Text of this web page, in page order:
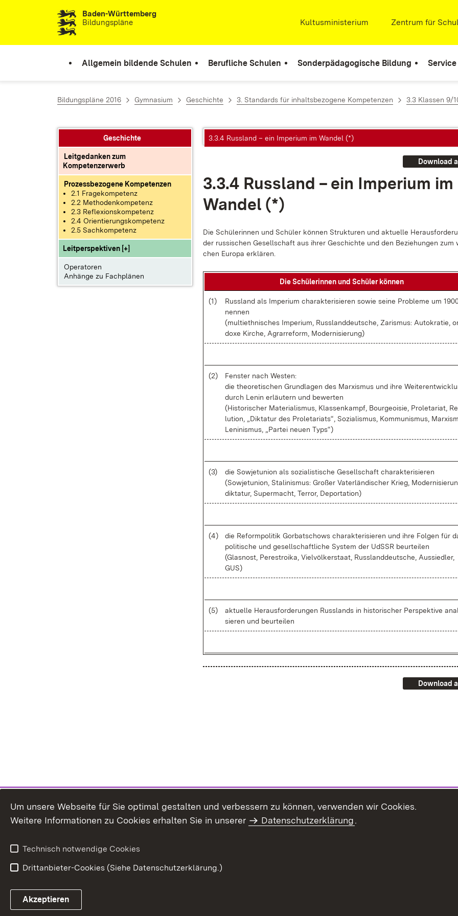
Zum Inhalt springenBaden-Württemberg
Bildungspläne
Extern:
Kultusministerium (Öffnet in neuem
Extern:
Zentrum für
Allgemein bildende Schulen Berufliche Schulen Sonderpädagogische Bildung Service
Bildungspläne 2016 Gymnasium Geschichte 3. Standards für inhaltsbezogene Kompetenzen 3.3 Klassen 9/
Geschichte
Leitgedanken zum
Kompetenzerwerb
Prozessbezogene Kompetenzen
2.1 Fragekompetenz
2.2 Methodenkompetenz
2.3 Reflexionskompetenz
2.4 Orientierungskompetenz
2.5 Sachkompetenz
Leitperspektiven [+]
Operatoren
Anhänge zu Fachplänen
3.3.4 Russland – ein Imperium im Wandel (*)
Download
3.3.4 Russ­land – ein Im­pe­ri­um im
Wan­del (*)
Die Schü­le­rin­nen und Schü­ler kön­nen Struk­tu­ren und ak­tu­el­le
der rus­si­schen Ge­sell­schaft aus ih­rer Ge­schich­te und den Be­zie­hun­gen
chen Eu­ro­pa er­klä­ren.
Die Schü­le­rin­nen und Schü­ler kön­nen
(1)
Russ­land als Im­pe­ri­um cha­rak­te­ri­sie­ren so­wie sei­ne Pro­ble­me um
nen­nen
(mul­ti­eth­ni­sches Im­pe­ri­um, Russ­land­deut­sche, Za­ris­mus: Au­to­kra­tie,
do­xe Kir­che, Agrar­re­form, Mo­der­ni­sie­rung)
(2)
Fens­ter nach Wes­ten:
die theo­re­ti­schen Grund­la­gen des Mar­xis­mus und ih­re
durch Le­nin er­läu­tern und be­wer­ten
(His­to­ri­scher Ma­te­ria­lis­mus, Klas­sen­kampf, Bour­geoi­sie, Pro­le­ta­ri­at,
lu­ti­on, „Dik­ta­tur des Pro­le­ta­ri­ats“, So­zia­lis­mus, Kom­mu­nis­mus,
Le­ni­nis­mus, „Par­tei neu­en Typs“)
(3)
die So­wjet­uni­on als so­zia­lis­ti­sche Ge­sell­schaft cha­rak­te­ri­sie­ren
(So­wjet­uni­on, Sta­li­nis­mus: Gro­ßer Va­ter­län­di­scher Krieg,
dik­ta­tur, Su­per­macht, Ter­ror, De­por­ta­ti­on)
(4)
die Re­form­po­li­tik Gor­bat­schows cha­rak­te­ri­sie­ren und ih­re Fol­gen für
po­li­ti­sche und ge­sell­schaft­li­che Sys­tem der UdSSR be­ur­tei­len
(Glas­nost, Pe­re­stroi­ka, Viel­völ­ker­staat, Russ­land­deut­sche, Aus­sied­ler,
GUS)
(5)
ak­tu­el­le Her­aus­for­de­run­gen Russ­lands in his­to­ri­scher Per­spek­ti­ve
sie­ren und be­ur­tei­len
Download
Um unsere Webseite für Sie optimal gestalten und verbessern zu können, verwenden wir Cookies.
Weitere Informationen zu Cookies erhalten Sie in unserer
Datenschutzerklärung.
Technisch notwendige Cookies
Drittanbieter-Cookies (Siehe Datenschutzerklärung.)
Akzeptieren